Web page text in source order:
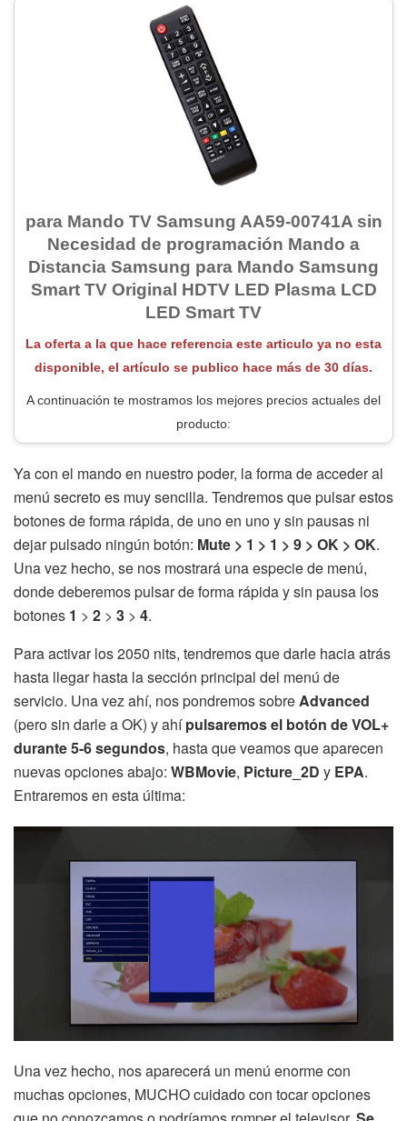
para Mando TV Samsung AA59-00741A sin
Necesidad de programación Mando a
Distancia Samsung para Mando Samsung
Smart TV Original HDTV LED Plasma LCD
LED Smart TV
La oferta a la que hace referencia este articulo ya no esta
disponible, el artículo se publico hace más de 30 días.
A continuación te mostramos los mejores precios actuales del
producto:
Ya con el mando en nuestro poder, la forma de acceder al
menú secreto es muy sencilla. Tendremos que pulsar estos
botones de forma rápida, de uno en uno y sin pausas ni
dejar pulsado ningún botón: Mute > 1 > 1 > 9 > OK > OK.
Una vez hecho, se nos mostrará una especie de menú,
donde deberemos pulsar de forma rápida y sin pausa los
botones 1 > 2 > 3 > 4.
Para activar los 2050 nits, tendremos que darle hacia atrás
hasta llegar hasta la sección principal del menú de
servicio. Una vez ahí, nos pondremos sobreAdvanced
(pero sin darle a OK) y ahípulsaremos el botón de VOL+
durante 5-6 segundos, hasta que veamos que aparecen
nuevas opciones abajo: WBMovie, Picture_2D y EPA.
Entraremos en esta última:
Una vez hecho, nos aparecerá un menú enorme con
muchas opciones, MUCHO cuidado con tocar opciones